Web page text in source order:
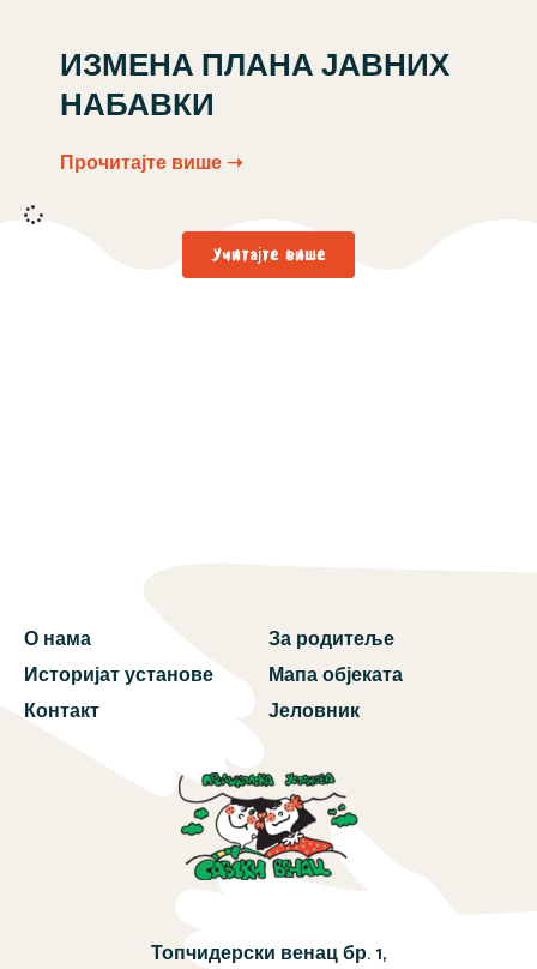
ИЗМЕНА ПЛАНА ЈАВНИХ
НАБАВКИ
Прочитајте више ➝
Учитајте више
О нама
Историјат установе
Контакт
За родитеље
Мапа објеката
Јеловник
Топчидерски венац бр. 1,